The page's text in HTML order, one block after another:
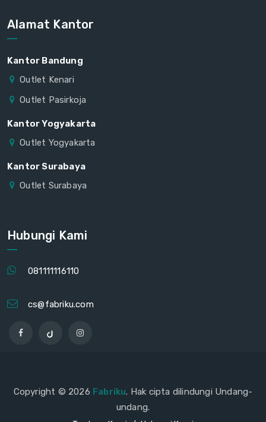
Alamat Kantor
Kantor Bandung
Outlet Kenari
Outlet Pasirkoja
Kantor Yogyakarta
Outlet Yogyakarta
Kantor Surabaya
Outlet Surabaya
Hubungi Kami
081111116110
cs@fabriku.com
Copyright © 2026 Fabriku. Hak cipta dilindungi Undang-
undang.